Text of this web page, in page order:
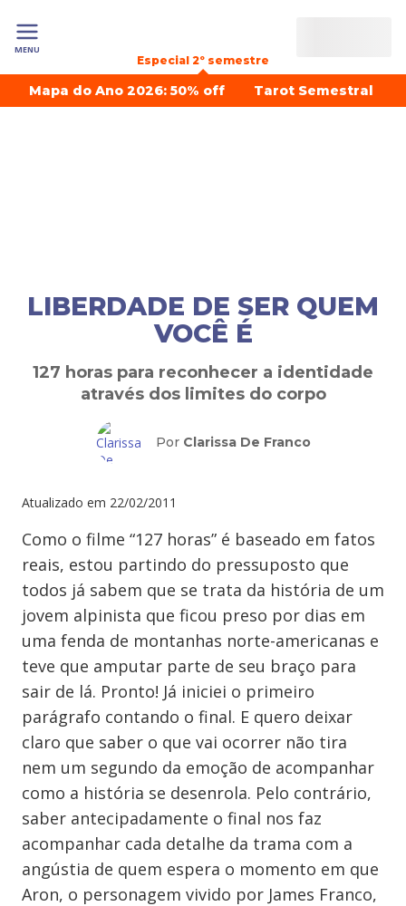
MENU
Especial 2º semestre
Mapa do Ano 2026: 50% off Tarot Semestral
LIBERDADE DE SER QUEM
VOCÊ É
127 horas para reconhecer a identidade
através dos limites do corpo
Por Clarissa De Franco
Atualizado em 22/02/2011
Como o filme “127 horas” é baseado em fatos
reais, estou partindo do pressuposto que
todos já sabem que se trata da história de um
jovem alpinista que ficou preso por dias em
uma fenda de montanhas norte-americanas e
teve que amputar parte de seu braço para
sair de lá. Pronto! Já iniciei o primeiro
parágrafo contando o final. E quero deixar
claro que saber o que vai ocorrer não tira
nem um segundo da emoção de acompanhar
como a história se desenrola. Pelo contrário,
saber antecipadamente o final nos faz
acompanhar cada detalhe da trama com a
angústia de quem espera o momento em que
Aron, o personagem vivido por James Franco,